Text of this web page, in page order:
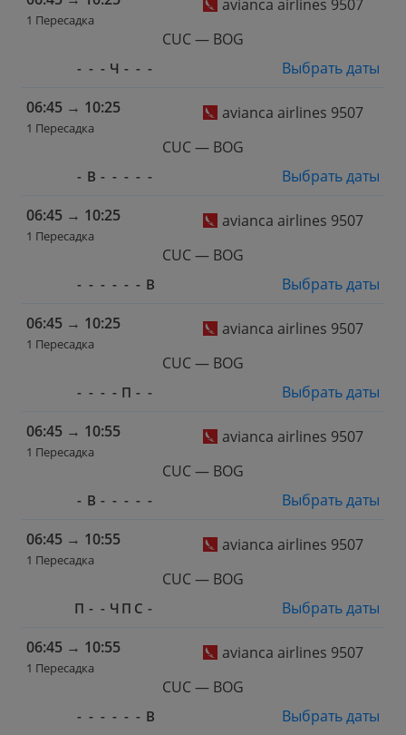
1 Пересадка
avianca airlines 9507
CUC — BOG
- - - Ч - - -
Выбрать даты
06:45 → 10:25
1 Пересадка
avianca airlines 9507
CUC — BOG
- В - - - - -
Выбрать даты
06:45 → 10:25
1 Пересадка
avianca airlines 9507
CUC — BOG
- - - - - - В
Выбрать даты
06:45 → 10:25
1 Пересадка
avianca airlines 9507
CUC — BOG
- - - - П - -
Выбрать даты
06:45 → 10:55
1 Пересадка
avianca airlines 9507
CUC — BOG
- В - - - - -
Выбрать даты
06:45 → 10:55
1 Пересадка
avianca airlines 9507
CUC — BOG
П - - Ч П С -
Выбрать даты
06:45 → 10:55
1 Пересадка
avianca airlines 9507
CUC — BOG
- - - - - - В
Выбрать даты